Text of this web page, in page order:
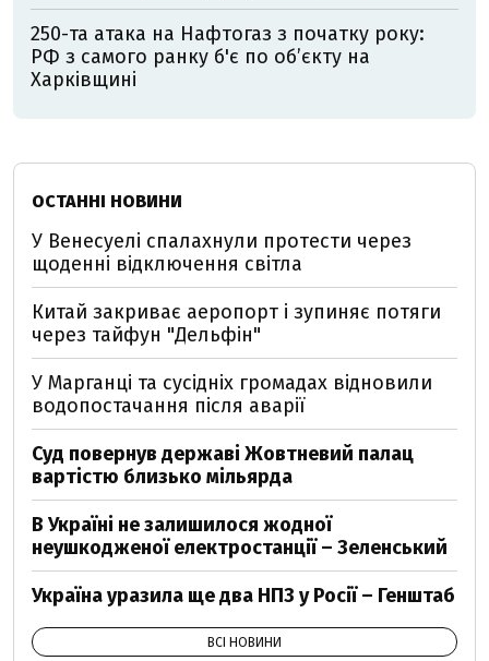
250-та атака на Нафтогаз з початку року:
РФ з самого ранку б'є по об’єкту на
Харківщині
ОСТАННІ НОВИНИ
У Венесуелі спалахнули протести через
щоденні відключення світла
Китай закриває аеропорт і зупиняє потяги
через тайфун "Дельфін"
У Марганці та сусідніх громадах відновили
водопостачання після аварії
Суд повернув державі Жовтневий палац
вартістю близько мільярда
В Україні не залишилося жодної
неушкодженої електростанції – Зеленський
Україна уразила ще два НПЗ у Росії – Генштаб
ВСІ НОВИНИ